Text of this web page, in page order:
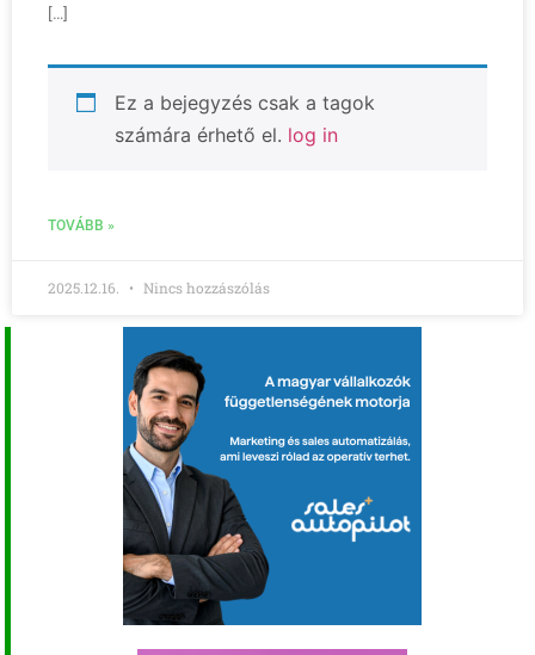
[…]
Ez a bejegyzés csak a tagok
számára érhető el. log in
TOVÁBB »
2025.12.16. Nincs hozzászólás